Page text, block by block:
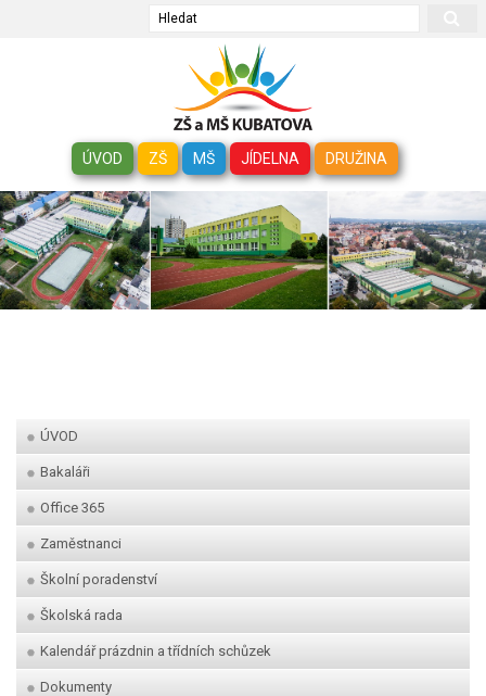
Hledat
ÚVOD ZŠ MŠ JÍDELNA DRUŽINA
ÚVOD
Bakaláři
Office 365
Zaměstnanci
Školní poradenství
Školská rada
Kalendář prázdnin a třídních schůzek
Dokumenty